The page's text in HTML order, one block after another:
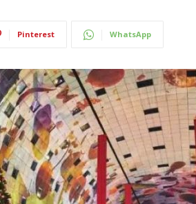
Pinterest WhatsApp